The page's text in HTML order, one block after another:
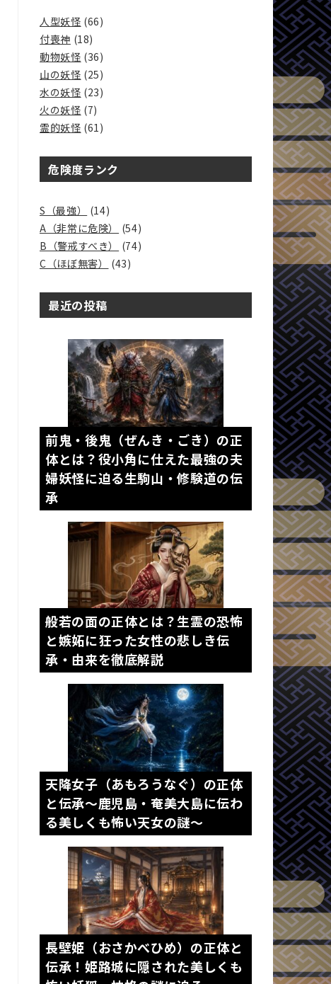
人型妖怪 (66)
付喪神 (18)
動物妖怪 (36)
山の妖怪 (25)
水の妖怪 (23)
火の妖怪 (7)
霊的妖怪 (61)
危険度ランク
S（最強）
(14)
A（非常に危険）
(54)
B（警戒すべき）
(74)
C（ほぼ無害）
(43)
最近の投稿
前鬼・後鬼（ぜんき・ごき）の正
体とは？役小角に仕えた最強の夫
婦妖怪に迫る生駒山・修験道の伝
承
般若の面の正体とは？生霊の恐怖
と嫉妬に狂った女性の悲しき伝
承・由来を徹底解説
天降女子（あもろうなぐ）の正体
と伝承～鹿児島・奄美大島に伝わ
る美しくも怖い天女の謎～
長壁姫（おさかべひめ）の正体と
伝承！姫路城に隠された美しくも